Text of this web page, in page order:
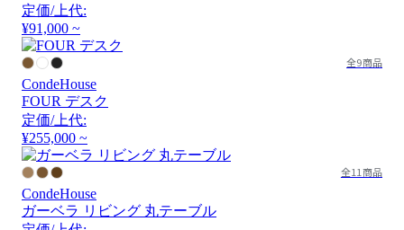
定価/上代:
¥91,000 ~
全9商品
CondeHouse
FOUR デスク
定価/上代:
¥255,000 ~
全11商品
CondeHouse
ガーベラ リビング 丸テーブル